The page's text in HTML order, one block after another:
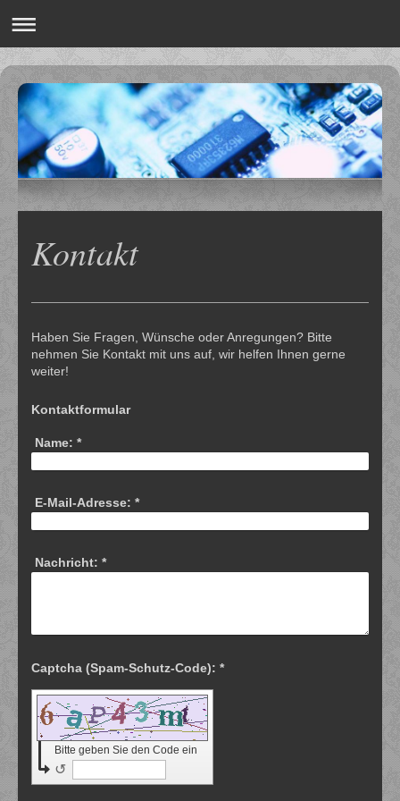
Kontakt
Haben Sie Fragen, Wünsche oder Anregungen? Bitte
nehmen Sie Kontakt mit uns auf, wir helfen Ihnen gerne
weiter!
Kontaktformular
Name: *
E-Mail-Adresse: *
Nachricht: *
Captcha (Spam-Schutz-Code): *
Bitte geben Sie den Code ein
↺